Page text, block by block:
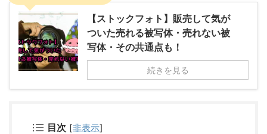
【ストックフォト】販売して気が
ついた売れる被写体・売れない被
写体・その共通点も！
続きを見る
目次 [非表示]